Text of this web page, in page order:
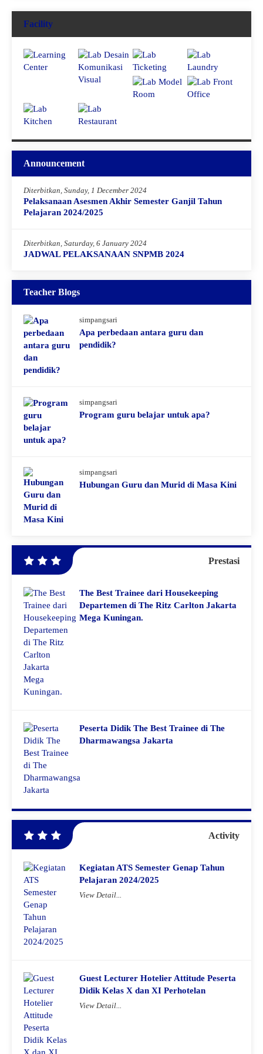
Facility
Announcement
Diterbitkan, Sunday, 1 December 2024
Pelaksanaan Asesmen Akhir Semester Ganjil Tahun
Pelajaran 2024/2025
Diterbitkan, Saturday, 6 January 2024
JADWAL PELAKSANAAN SNPMB 2024
Teacher Blogs
simpangsari
Apa perbedaan antara guru dan
pendidik?
simpangsari
Program guru belajar untuk apa?
simpangsari
Hubungan Guru dan Murid di Masa Kini
Prestasi
The Best Trainee dari Housekeeping
Departemen di The Ritz Carlton Jakarta
Mega Kuningan.
Peserta Didik The Best Trainee di The
Dharmawangsa Jakarta
Activity
Kegiatan ATS Semester Genap Tahun
Pelajaran 2024/2025
View Detail...
Guest Lecturer Hotelier Attitude Peserta
Didik Kelas X dan XI Perhotelan
View Detail...